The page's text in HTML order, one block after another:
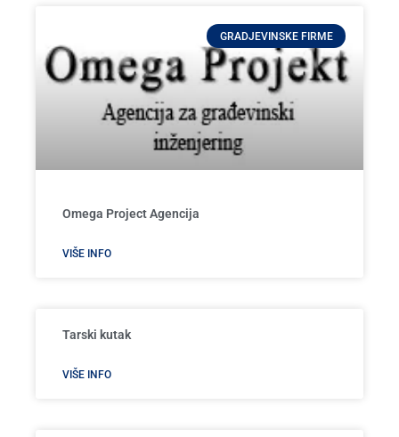
GRADJEVINSKE FIRME
Omega Project Agencija
VIŠE INFO
Tarski kutak
VIŠE INFO